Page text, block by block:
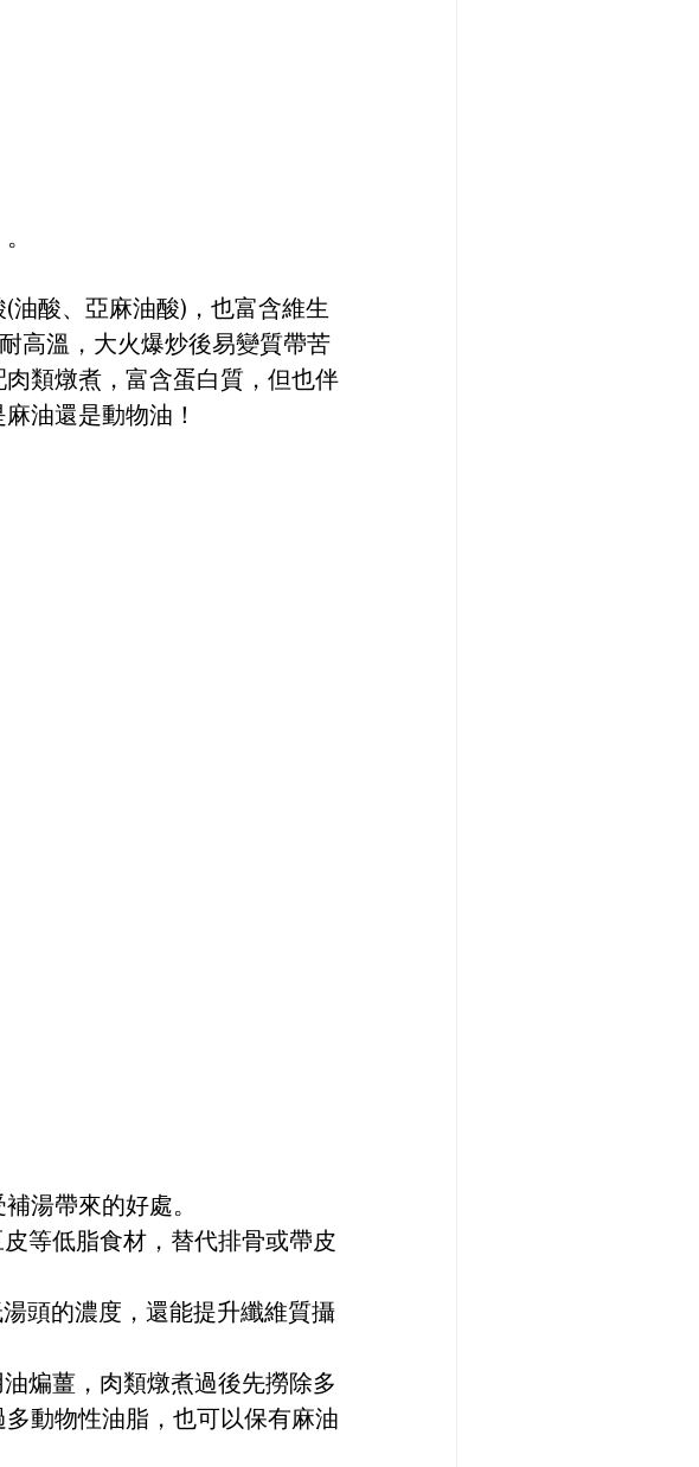
酸、亞麻油酸)，也富含維生
高溫，大火爆炒後易變質帶苦
類燉煮，富含蛋白質，但也伴
油還是動物油！
湯帶來的好處。
等低脂食材，替代排骨或帶皮
頭的濃度，還能提升纖維質攝
煸薑，肉類燉煮過後先撈除多
動物性油脂，也可以保有麻油